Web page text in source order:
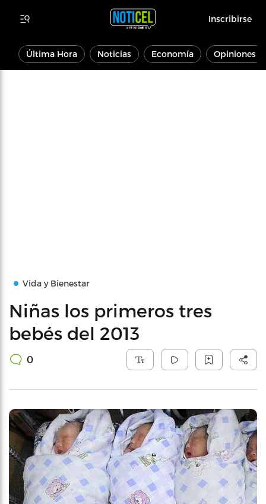
Inscribirse
Última Hora Noticias Economía Opiniones
Vida y Bienestar
Niñas los primeros tres
bebés del 2013
0